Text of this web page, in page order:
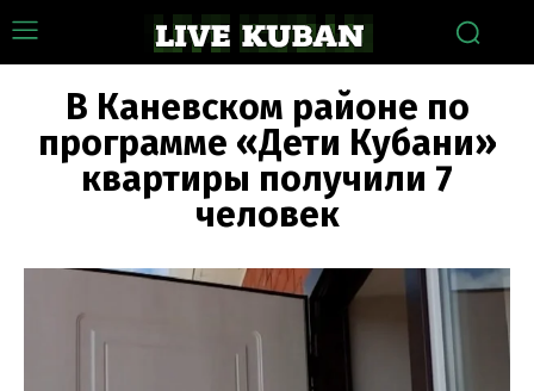
В Каневском районе по
программе «Дети Кубани»
квартиры получили 7
человек